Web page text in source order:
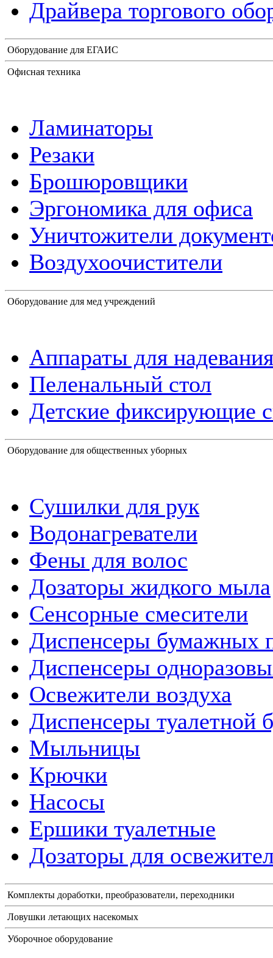
Драйвера торгового
Оборудование для ЕГАИС
Офисная техника
Ламинаторы
Резаки
Брошюровщики
Эргономика для офиса
Уничтожители
Воздухоочистители
Оборудование для мед учреждений
Аппараты для
Пеленальный стол
Детские фиксирующие
Оборудование для общественных уборных
Сушилки для рук
Водонагреватели
Фены для волос
Дозаторы жидкого мыла
Сенсорные смесители
Диспенсеры бумажных
Диспенсеры
Освежители воздуха
Диспенсеры туалетной
Мыльницы
Крючки
Насосы
Ершики туалетные
Дозаторы для
Комплекты доработки, преобразователи, переходники
Ловушки летающих насекомых
Уборочное оборудование